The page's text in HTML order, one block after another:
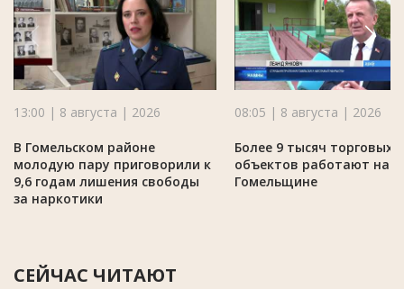
13:00 | 8 августа | 2026
В Гомельском районе
молодую пару приговорили к
9,6 годам лишения свободы
за наркотики
08:05 | 8 августа | 2026
Более 9 тысяч торговых
объектов работают на
Гомельщине
СЕЙЧАС ЧИТАЮТ